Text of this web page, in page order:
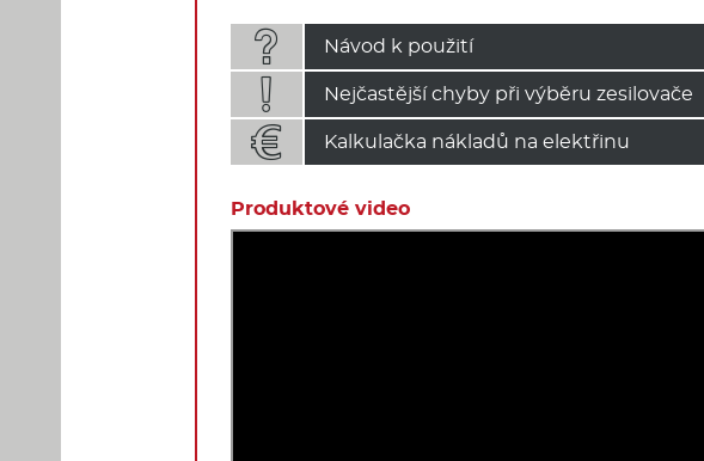
 Návod k použití
 Nejčastější chyby při výběru zesilovače
 Kalkulačka nákladů na elektřinu
Produktové video